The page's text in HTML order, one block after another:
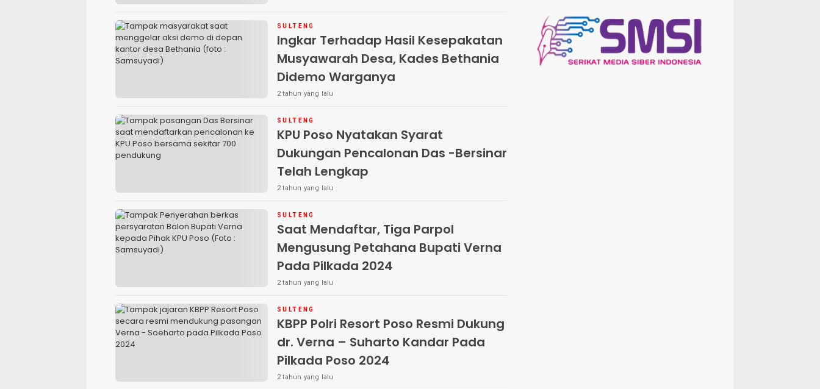
SULTENG
Ingkar Terhadap Hasil Kesepakatan
Musyawarah Desa, Kades Bethania
Didemo Warganya
2 tahun yang lalu
SULTENG
KPU Poso Nyatakan Syarat
Dukungan Pencalonan Das -Bersinar
Telah Lengkap
2 tahun yang lalu
SULTENG
Saat Mendaftar, Tiga Parpol
Mengusung Petahana Bupati Verna
Pada Pilkada 2024
2 tahun yang lalu
SULTENG
KBPP Polri Resort Poso Resmi Dukung
dr. Verna – Suharto Kandar Pada
Pilkada Poso 2024
2 tahun yang lalu